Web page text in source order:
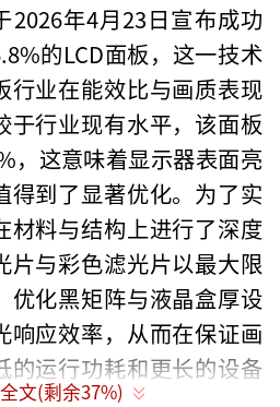
2026年4月23日宣布成功
的LCD面板，这一技术
行业在能效比与画质表现
于行业现有水平，该面板
，这意味着显示器表面亮
得到了显著优化。为了实
材料与结构上进行了深度
片与彩色滤光片以最大限
优化黑矩阵与液晶盒厚设
响应效率，从而在保证画
的运行功耗和更长的设备
文(剩余37%)